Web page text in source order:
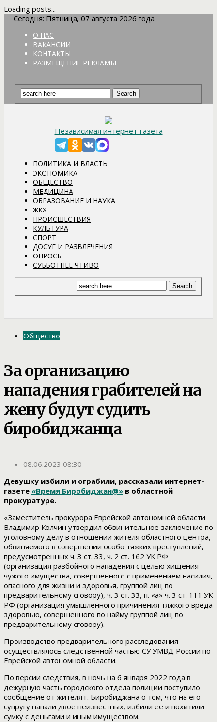
Loading posts...
Сегодня: Пятница, 07 августа 2026 года
О НАС
ВАКАНСИИ
КОНТАКТЫ
РАЗМЕЩЕНИЕ РЕКЛАМЫ
Независимая интернет-газета
ПОЛИТИКА И ВЛАСТЬ
ЭКОНОМИКА
ОБЩЕСТВО
МЕДИЦИНА
ОБРАЗОВАНИЕ И НАУКА
ЖКХ
ПРОИСШЕСТВИЯ
КУЛЬТУРА
СПОРТ
ДОСУГ И РАЗВЛЕЧЕНИЯ
ОПРОСЫ
СУББОТНЕЕ ЧТИВО
Общество
За организацию
нападения грабителей на
жену будут судить
биробиджанца
08.06.2023 08:30
Девушку избили и ограбили, рассказали интернет-
газете «Время Биробиджан@» в областной
прокуратуре.
«Заместитель прокурора Еврейской автономной области
Владимир Колчин утвердил обвинительное заключение по
уголовному делу в отношении жителя областного центра,
обвиняемого в совершении особо тяжких преступлений,
предусмотренных ч. 3 ст. 33, ч. 2 ст. 162 УК РФ
(организация разбойного нападения с целью хищения
чужого имущества, совершенного с применением насилия,
опасного для жизни и здоровья, группой лиц по
предварительному сговору), ч. 3 ст. 33, п. «а» ч. 3 ст. 111 УК
РФ (организация умышленного причинения тяжкого вреда
здоровью, совершенного по найму группой лиц по
предварительному сговору).
Производство предварительного расследования
осуществлялось следственной частью СУ УМВД России по
Еврейской автономной области.
По версии следствия, в ночь на 6 января 2022 года в
дежурную часть городского отдела полиции поступило
сообщение от жителя г. Биробиджана о том, что на его
супругу напали двое неизвестных, избили ее и похитили
сумку с деньгами и иным имуществом.